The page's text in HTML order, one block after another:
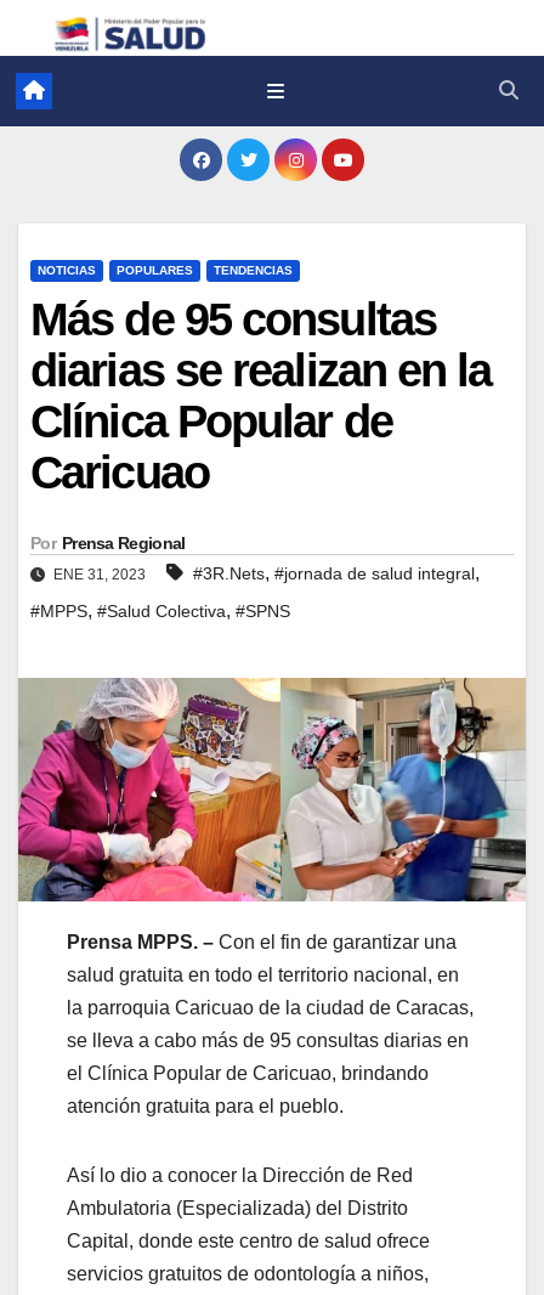
NOTICIAS POPULARES TENDENCIAS
Más de 95 consultas
diarias se realizan en la
Clínica Popular de
Caricuao
Por Prensa Regional
ENE 31, 2023 #3R.Nets, #jornada de salud integral,
#MPPS, #Salud Colectiva, #SPNS
Prensa MPPS. – Con el fin de garantizar una
salud gratuita en todo el territorio nacional, en
la parroquia Caricuao de la ciudad de Caracas,
se lleva a cabo más de 95 consultas diarias en
el Clínica Popular de Caricuao, brindando
atención gratuita para el pueblo.
Así lo dio a conocer la Dirección de Red
Ambulatoria (Especializada) del Distrito
Capital, donde este centro de salud ofrece
servicios gratuitos de odontología a niños,